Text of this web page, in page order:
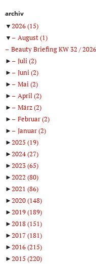
archiv
▼2026(15)
▼
August(1)
Beauty Briefing KW 32 /
►
Juli(2)
►
Juni(2)
►
Mai(2)
►
April(2)
►
März(2)
►
Februar(2)
►
Januar(2)
►2025 (19)
►2024(27)
►2023(65)
►2022 (80)
►2021 (86)
►2020(148)
►2019(189)
►2018(151)
►2017(181)
►2016(215)
►2015 (220)